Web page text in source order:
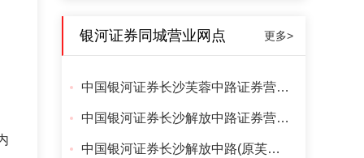
银河证券同城营业网点 更多>
中国银河证券长沙芙蓉中路证券营业部
中国银河证券长沙解放中路证券营业部
中国银河证券长沙解放中路(原芙蓉路)营业部